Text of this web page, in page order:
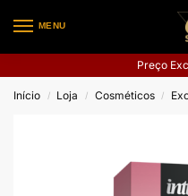
MENU
Preço
Início / Loja / Cosméticos /